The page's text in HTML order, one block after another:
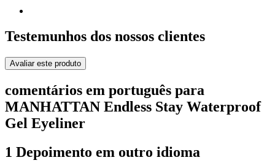
Testemunhos dos nossos clientes
Avaliar este produto
comentários em português para
MANHATTAN Endless Stay Waterproof
Gel Eyeliner
1 Depoimento em outro idioma